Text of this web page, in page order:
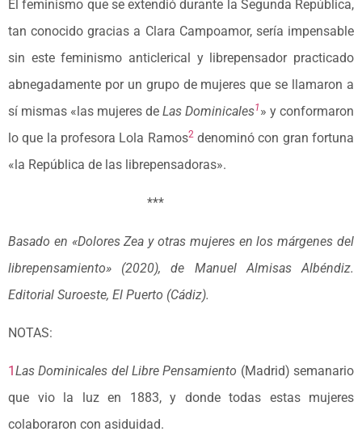
El feminismo que se extendió durante la Segunda República,
tan conocido gracias a Clara Campoamor, sería impensable
sin este feminismo anticlerical y librepensador practicado
abnegadamente por un grupo de mujeres que se llamaron a
sí mismas «las mujeres de Las Dominicales1 » y conformaron
lo que la profesora Lola Ramos2denominó con gran fortuna
«la República de las librepensadoras».
***
Basado en «Dolores Zea y otras mujeres en los márgenes del
librepensamiento» (2020), de Manuel Almisas Albéndiz.
Editorial Suroeste, El Puerto (Cádiz).
NOTAS:
1 Las Dominicales del Libre Pensamiento (Madrid) semanario
que vio la luz en 1883, y donde todas estas mujeres
colaboraron con asiduidad.